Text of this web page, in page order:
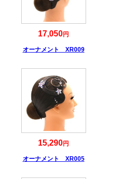
17,050円
オーナメント XR009
15,290円
オーナメント XR005